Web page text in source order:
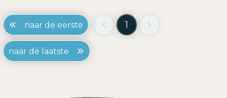
naar de eerste 1
naar de laatste